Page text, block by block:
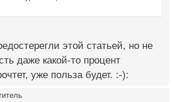
этой статьей, но не
даже какой-то процент
уже польза будет. :-):